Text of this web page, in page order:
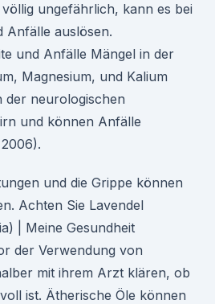
ungefährlich, kann es bei
Anfälle auslösen.
und Anfälle Mängel in der
Magnesium, und Kalium
der neurologischen
und können Anfälle
und die Grippe können
Achten Sie Lavendel
| Meine Gesundheit
der Verwendung von
mit ihrem Arzt klären, ob
ist. Ätherische Öle können